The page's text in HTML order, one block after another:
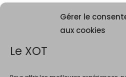
Gérer le
aux cookies
Le XOT